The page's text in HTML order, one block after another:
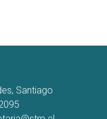
Santiago